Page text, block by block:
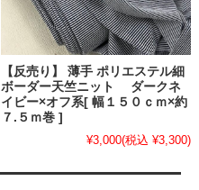
【反売り】 薄手 ポリエステル細
ボーダー天竺ニット ダークネ
イビー×オフ系[ 幅１５０ｃｍ×約
７.５ｍ巻 ]
¥3,000(税込 ¥3,300)